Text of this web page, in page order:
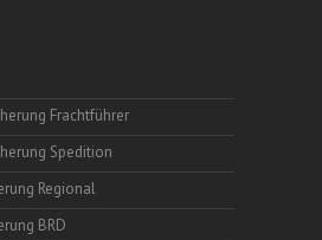
Frachtführer
Spedition
Regional
BRD